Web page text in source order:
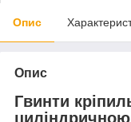
Опис
Опис
Гвинти